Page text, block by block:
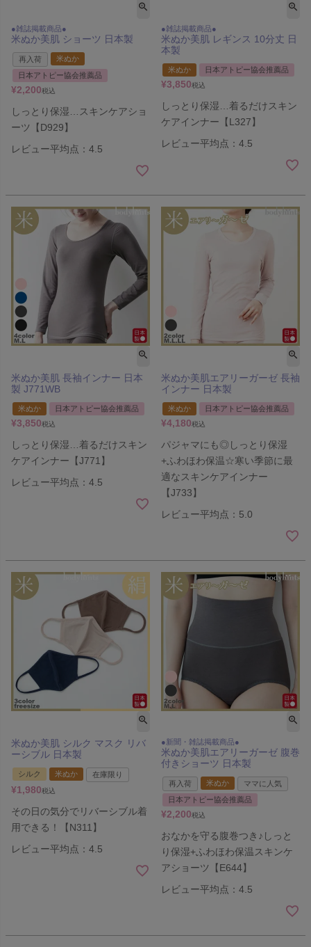
●雑誌掲載商品●
米ぬか美肌 ショーツ 日本製
再入荷
米ぬか
日本アトピー協会推薦品
¥2,200税込
しっとり保湿…スキンケアショ
ーツ【D929】
レビュー平均点：4.5
●雑誌掲載商品●
米ぬか美肌 レギンス 10分丈 日
本製
米ぬか 日本アトピー協会推薦品
¥3,850税込
しっとり保湿…着るだけスキン
ケアインナー【L327】
レビュー平均点：4.5
米ぬか美肌 長袖インナー 日本
製 J771WB
米ぬか 日本アトピー協会推薦品
¥3,850税込
しっとり保湿…着るだけスキン
ケアインナー【J771】
レビュー平均点：4.5
米ぬか美肌エアリーガーゼ 長袖
インナー 日本製
米ぬか 日本アトピー協会推薦品
¥4,180税込
パジャマにも◎しっとり保湿
+ふわほわ保温☆寒い季節に最
適なスキンケアインナー
【J733】
レビュー平均点：5.0
米ぬか美肌 シルク マスク リバ
ーシブル 日本製
シルク 米ぬか 在庫限り
¥1,980税込
その日の気分でリバーシブル着
用できる！【N311】
レビュー平均点：4.5
●新聞・雑誌掲載商品●
米ぬか美肌エアリーガーゼ 腹巻
付きショーツ 日本製
再入荷 米ぬか
ママに人気
日本アトピー協会推薦品
¥2,200税込
おなかを守る腹巻つき♪しっと
り保湿+ふわほわ保温スキンケ
アショーツ【E644】
レビュー平均点：4.5